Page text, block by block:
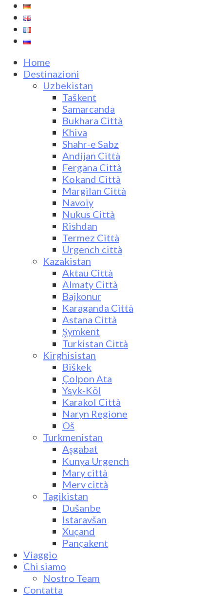
Home
Destinazioni
Uzbekistan
Taškent
Samarcanda
Bukhara Città
Khiva
Shahr-e Sabz
Andijan Città
Fergana Città
Kokand Città
Margilan Città
Navoiy
Nukus Città
Rishdan
Termez Città
Urgench città
Kazakistan
Aktau Città
Almaty Città
Bajkonur
Karaganda Città
Astana Città
Şymkent
Turkistan Città
Kirghisistan
Biškek
Çolpon Ata
Ysyk-Köl
Karakol Città
Naryn Regione
Oš
Turkmenistan
Aşgabat
Kunya Urgench
Mary città
Merv città
Tagikistan
Dušanbe
Istaravšan
Xuçand
Pançakent
Viaggio
Chi siamo
Nostro Team
Contatta